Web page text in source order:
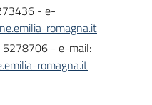
- e-
romagna.it
- e-mail:
romagna.it